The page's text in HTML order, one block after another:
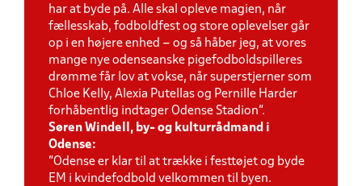
har at byde på. Alle skal opleve magien, når
fællesskab, fodboldfest og store oplevelser går
op i en højere enhed – og så håber jeg, at vores
mange nye odenseanske pigefodboldspilleres
drømme får lov at vokse, når superstjerner som
Chloe Kelly, Alexia Putellas og Pernille Harder
forhåbentlig indtager Odense Stadion”.
Søren Windell, by- og kulturrådmand i
Odense:
”Odense er klar til at trække i festtøjet og byde
EM i kvindefodbold velkommen til byen.